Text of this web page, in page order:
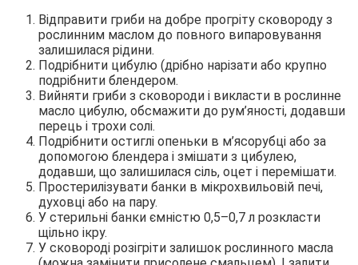
Відправити гриби на добре прогріту сковороду з
рослинним маслом до повного випаровування
залишилася рідини.
Подрібнити цибулю (дрібно нарізати або крупно
подрібнити блендером.
Вийняти гриби з сковороди і викласти в рослинне
масло цибулю, обсмажити до рум’яності, додавши
перець і трохи солі.
Подрібнити остиглі опеньки в м’ясорубці або за
допомогою блендера і змішати з цибулею,
додавши, що залишилася сіль, оцет і перемішати.
Простерилізувати банки в мікрохвильовій печі,
духовці або на пару.
У стерильні банки ємністю 0,5–0,7 л розкласти
щільно ікру.
У сковороді розігріти залишок рослинного масла